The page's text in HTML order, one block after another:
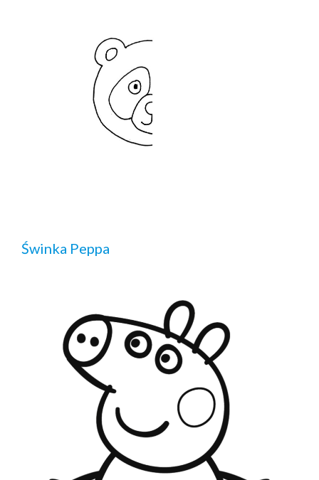
Świnka Peppa